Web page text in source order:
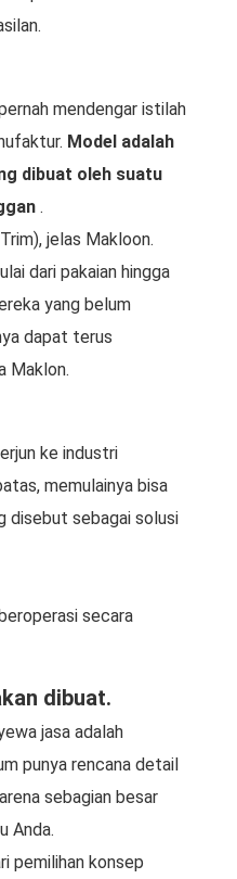
mendengar istilah
Model adalah
dibuat oleh suatu
.
jelas Makloon.
dari pakaian hingga
yang belum
dapat terus
Maklon.
ke industri
memulainya bisa
disebut sebagai solusi
secara
dibuat.
jasa adalah
punya rencana detail
sebagian besar
Anda.
pemilihan konsep